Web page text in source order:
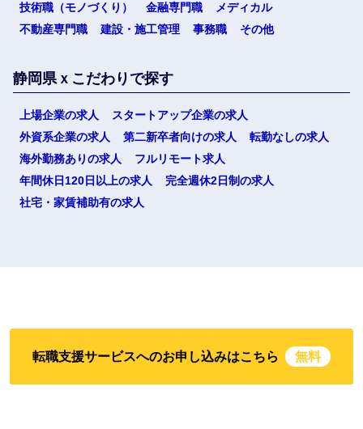
技術職（モノづくり）
金融専門職
メディカル
不動産専門職
建設・施工管理 事務職 その他
静岡県ｘこだわりで探す
上場企業の求人
スタートアップ企業の求人
外資系企業の求人
第二新卒者向けの求人
転勤なしの求人
海外勤務ありの求人
フルリモート求人
年間休日120日以上の求人
完全週休2日制の求人
社宅・家賃補助有の求人
転職支援サービスへのお申し込みはこちら 無料